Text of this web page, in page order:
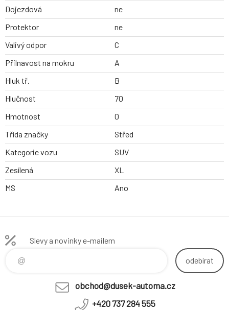
Dojezdová
ne
Protektor
ne
Valivý odpor
C
Přilnavost na mokru
A
Hluk tř.
B
Hlučnost
70
Hmotnost
0
Třída značky
Střed
Kategorie vozu
SUV
Zesílená
XL
MS
Ano
Slevy a novinky e-mailem
odebírat
obchod@dusek-automa.cz
+420 737 284 555